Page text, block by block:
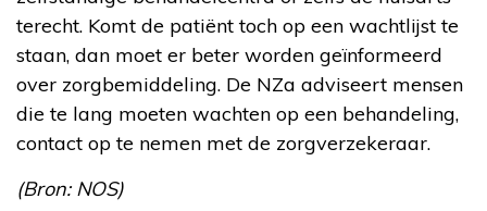
terecht. Komt de patiënt toch op een wachtlijst te
staan, dan moet er beter worden geïnformeerd
over zorgbemiddeling. De NZa adviseert mensen
die te lang moeten wachten op een behandeling,
contact op te nemen met de zorgverzekeraar.
(Bron: NOS)